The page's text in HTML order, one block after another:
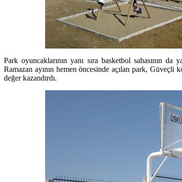
Park oyuncaklarının yanı sıra basketbol sahasının da
Ramazan ayının hemen öncesinde açılan park, Güveçli
değer kazandırdı.